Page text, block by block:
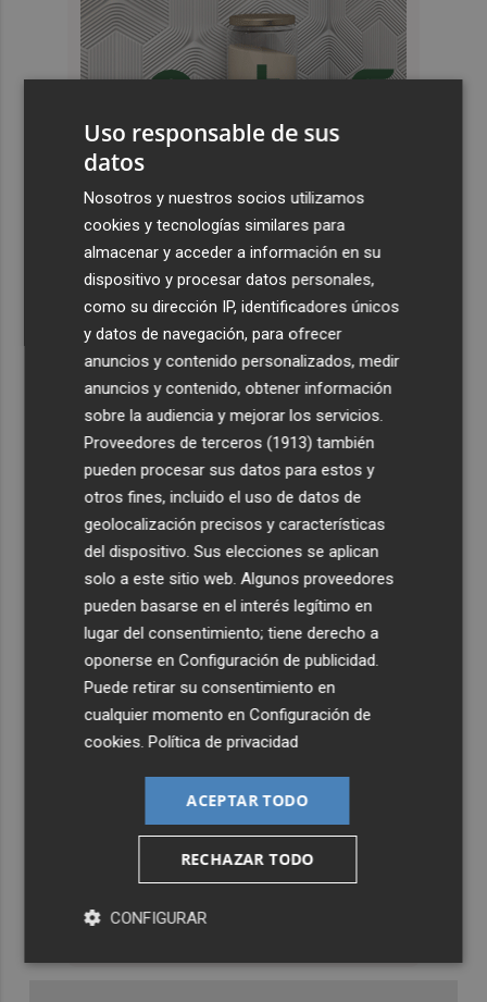
Últimas Noticias
El cubano Papillo triunfa en el certamen del Trovo
Pascual García-Mateos de La Unión
El cantaor Rafa del Calli emociona y se lleva el trofeo
más emblemático del flamenco, la Lámpara Minera del
Cante de las Minas
El Castell de l'Olla de Altea 2026, en imágenes
El Villarreal pone el broche de oro a la pretemporada
con una victoria contra el Galatasaray
Kiat Lim preside por primera vez un partido en Mestalla
Uso responsable de sus
datos
Nosotros y nuestros socios utilizamos
cookies y tecnologías similares para
almacenar y acceder a información en su
dispositivo y procesar datos personales,
como su dirección IP, identificadores únicos
y datos de navegación, para ofrecer
anuncios y contenido personalizados, medir
anuncios y contenido, obtener información
sobre la audiencia y mejorar los servicios.
Proveedores de terceros (1913) también
pueden procesar sus datos para estos y
otros fines, incluido el uso de datos de
geolocalización precisos y características
del dispositivo. Sus elecciones se aplican
solo a este sitio web. Algunos proveedores
pueden basarse en el interés legítimo en
lugar del consentimiento; tiene derecho a
oponerse enConfiguración de publicidad.
Puede retirar su consentimiento en
cualquier momento enConfiguración de
cookies.Política de privacidad
ACEPTAR TODO
RECHAZAR TODO
CONFIGURAR